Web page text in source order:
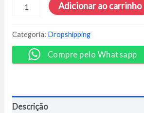
Vender
Mercado
Livre
+
Importação
Jhon
Lima
Adicionar ao carrinho
Categoria: Dropshipping
Compre pelo Whatsapp
Descrição